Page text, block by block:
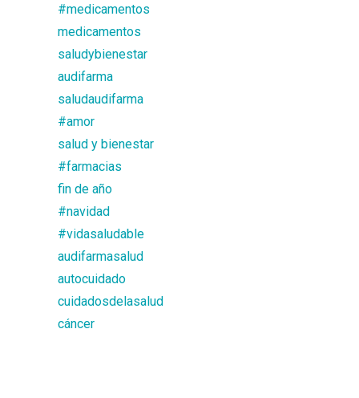
#medicamentos
medicamentos
saludybienestar
audifarma
saludaudifarma
#amor
salud y bienestar
#farmacias
fin de año
#navidad
#vidasaludable
audifarmasalud
autocuidado
cuidadosdelasalud
cáncer